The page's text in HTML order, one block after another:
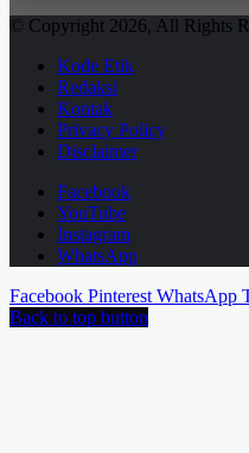
© Copyright 2026, All Rights
Kode Etik
Redaksi
Kontak
Privacy Policy
Disclaimer
Facebook
YouTube
Instagram
WhatsApp
Facebook Pinterest WhatsApp
Back to top button